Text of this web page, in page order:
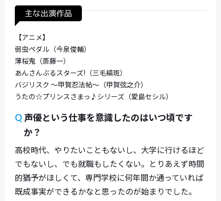
主な出演作品
【アニメ】
弱虫ペダル（今泉俊輔）
薄桜鬼（斎藤一）
あんさんぶるスターズ!（三毛縞斑）
バジリスク 〜甲賀忍法帖〜（甲賀弦之介）
うたの☆プリンスさまっ♪シリーズ（愛島セシル）
Q 声優という仕事を意識したのはいつ頃です
か？
高校時代、やりたいこともないし、大学に行けるほど
でもないし、でも就職もしたくない。とりあえず時間
的猶予がほしくて、専門学校に何年間か通っていれば
既成事実ができるかなと思ったのが始まりでした。